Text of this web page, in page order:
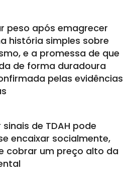
peso após emagrecer
história simples sobre
e a promessa de que
de forma duradoura
pelas evidências
de TDAH pode
encaixar socialmente,
cobrar um preço alto da